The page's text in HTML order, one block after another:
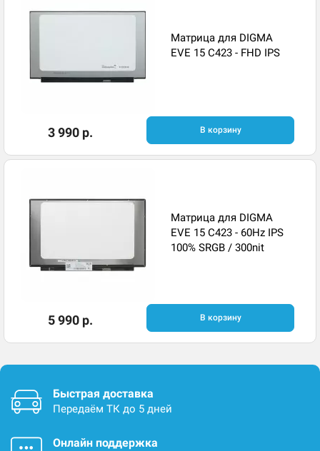
Матрица для DIGMA
EVE 15 C423 - FHD IPS
3 990 р. В корзину
Матрица для DIGMA
EVE 15 C423 - 60Hz IPS
100% SRGB / 300nit
5 990 р. В корзину
Быстрая доставка
Передаём ТК до 5 дней
Онлайн поддержка